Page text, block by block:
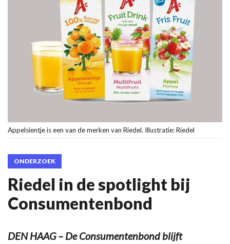
Appelsientje is een van de merken van Riedel. Illustratie: Riedel
ONDERZOEK
Riedel in de spotlight bij
Consumentenbond
DEN HAAG – De Consumentenbond blijft